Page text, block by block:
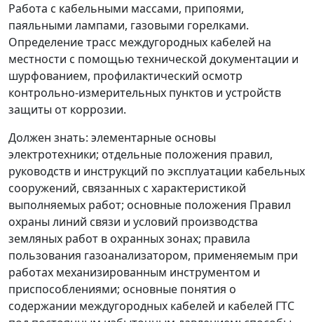
Работа с кабельными массами, припоями,
паяльными лампами, газовыми горелками.
Определение трасс междугородных кабелей на
местности с помощью технической документации и
шурфованием, профилактический осмотр
контрольно-измерительных пунктов и устройств
защиты от коррозии.
Должен знать: элементарные основы
электротехники; отдельные положения правил,
руководств и инструкций по эксплуатации кабельных
сооружений, связанных с характеристикой
выполняемых работ; основные положения Правил
охраны линий связи и условий производства
земляных работ в охранных зонах; правила
пользования газоанализатором, применяемым при
работах механизированным инструментом и
приспособлениями; основные понятия о
содержании междугородных кабелей и кабелей ГТС